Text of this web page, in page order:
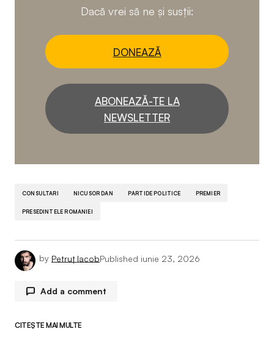
Dacă vrei să ne și susții:
DONEAZĂ
ABONEAZĂ-TE LA
NEWSLETTER
CONSULTARI NICUSOR DAN PARTIDE POLITICE PREMIER
PRESEDINTELE ROMANIEI
by Petruț IacobPublished iunie 23, 2026
Add a comment
CITEȘTE MAI MULTE